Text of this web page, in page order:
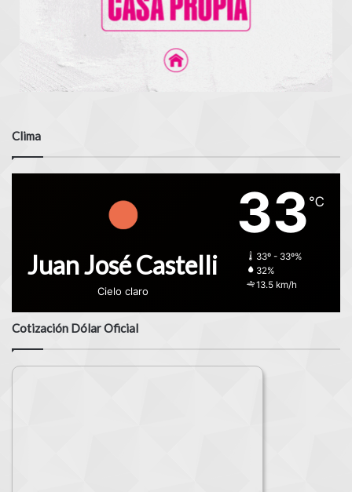
Clima
Juan José Castelli
Cielo claro
33 ℃
33º - 33º%
32%
13.5 km/h
Cotización Dólar Oficial